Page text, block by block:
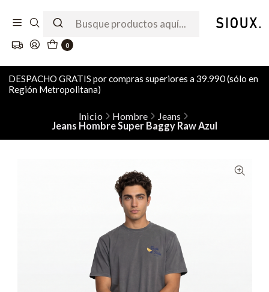
0
DESPACHO GRATIS por compras superiores a 39.990 (sólo en
Región Metropolitana)
Inicio Hombre
Jeans
Jeans Hombre Super Baggy Raw Azul